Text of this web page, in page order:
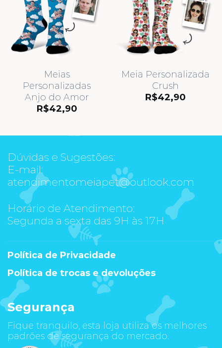
Meias
Personalizadas
Anjo do Amor
R$42,90
Meia Personalizada
Crush
R$42,90
Dúvidas e Sugestões:
E-mail:
atendimentomeiapet@outlook.com
Horário de Atendimento:
Segunda a sexta das 9H às 17H
Política de Privacidade
Política de trocas e devoluções
Segurança
Fique tranquilo, esta loja utiliza os melhores
padrões de segurança do mercado.